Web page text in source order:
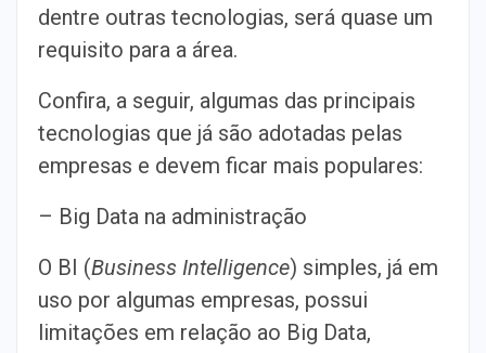
dentre outras tecnologias, será quase um
requisito para a área.
Confira, a seguir, algumas das principais
tecnologias que já são adotadas pelas
empresas e devem ficar mais populares:
– Big Data na administração
O BI (Business Intelligence) simples, já em
uso por algumas empresas, possui
limitações em relação ao Big Data,